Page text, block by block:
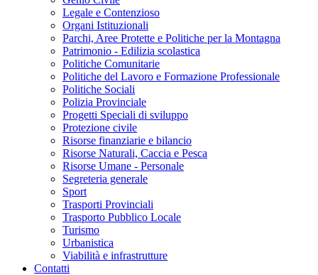
Legale e Contenzioso
Organi Istituzionali
Parchi, Aree Protette e Politiche per la Montagna
Patrimonio - Edilizia scolastica
Politiche Comunitarie
Politiche del Lavoro e Formazione Professionale
Politiche Sociali
Polizia Provinciale
Progetti Speciali di sviluppo
Protezione civile
Risorse finanziarie e bilancio
Risorse Naturali, Caccia e Pesca
Risorse Umane - Personale
Segreteria generale
Sport
Trasporti Provinciali
Trasporto Pubblico Locale
Turismo
Urbanistica
Viabilità e infrastrutture
Contatti